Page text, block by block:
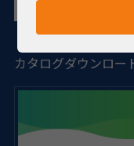
カタログダウンロー